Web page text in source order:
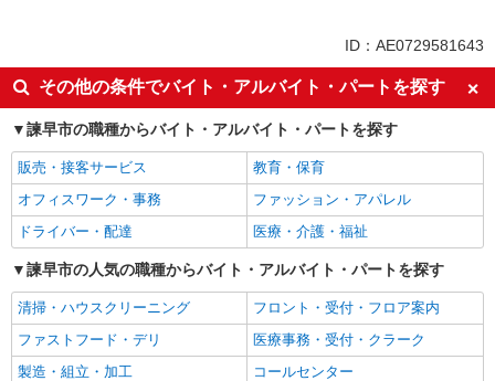
土日祝休み
上場企業・上場企業のグループ会
社
車通勤OK
交通費支給
社会保険あり
ID：AE0729581643
その他の条件でバイト・アルバイト・パートを探す
諫早市の職種からバイト・アルバイト・パートを探す
販売・接客サービス
教育・保育
オフィスワーク・事務
ファッション・アパレル
ドライバー・配達
医療・介護・福祉
諫早市の人気の職種からバイト・アルバイト・パートを探す
清掃・ハウスクリーニング
フロント・受付・フロア案内
ファストフード・デリ
医療事務・受付・クラーク
製造・組立・加工
コールセンター